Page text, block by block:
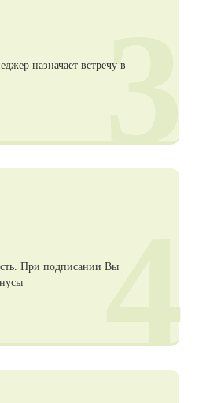
назначает встречу в
3
При подписании Вы4